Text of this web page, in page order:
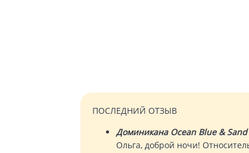
ПОСЛЕДНИЙ ОТЗЫВ
Доминикана Ocean Blue &
Ольга, доброй ночи!